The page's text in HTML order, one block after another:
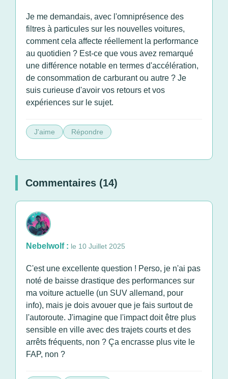
Je me demandais, avec l'omniprésence des
filtres à particules sur les nouvelles voitures,
comment cela affecte réellement la performance
au quotidien ? Est-ce que vous avez remarqué
une différence notable en termes d'accélération,
de consommation de carburant ou autre ? Je
suis curieuse d'avoir vos retours et vos
expériences sur le sujet.
J'aime Répondre
Commentaires (14)
Nebelwolf : le 10 Juillet 2025
C'est une excellente question ! Perso, je n'ai pas
noté de baisse drastique des performances sur
ma voiture actuelle (un SUV allemand, pour
info), mais je dois avouer que je fais surtout de
l'autoroute. J'imagine que l'impact doit être plus
sensible en ville avec des trajets courts et des
arrêts fréquents, non ? Ça encrasse plus vite le
FAP, non ?